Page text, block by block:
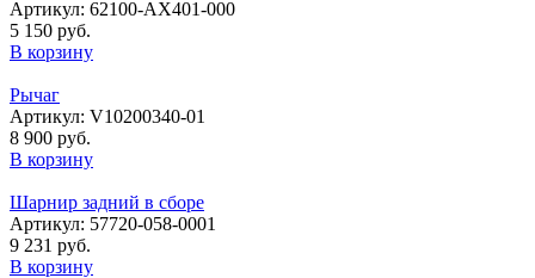
Артикул: 62100-AX401-000
5 150 руб.
В корзину
Рычаг
Артикул: V10200340-01
8 900 руб.
В корзину
Шарнир задний в сборе
Артикул: 57720-058-0001
9 231 руб.
В корзину